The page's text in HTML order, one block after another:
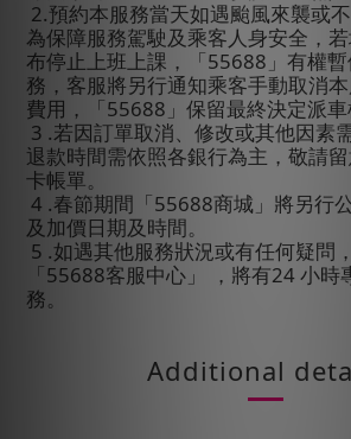
2.預約本服務當天如遇颱風來襲或
為保障服務駕駛及乘客人身安全，
布停止上班上課，「55688 」有權
務，客服將另行通知乘客手動取消
費用，「55688 」保留最終決定派車
3 .若因訂單取消、修改或其他因素
退款時間需依照各銀行為主，敬請
卡帳單。
4 .春節期間「55688商城」將另行
及加價日期及時間。
5 .如遇其他服務狀況或有任何疑問
「55688客服中心」 ，將有24小時
務。
Additional